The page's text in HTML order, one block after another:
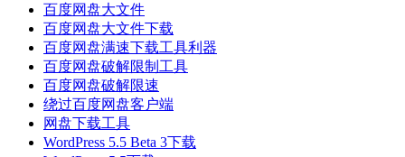
百度网盘大文件
百度网盘大文件下载
百度网盘满速下载工具利器
百度网盘破解限制工具
百度网盘破解限速
绕过百度网盘客户端
网盘下载工具
WordPress 5.5 Beta 3下载